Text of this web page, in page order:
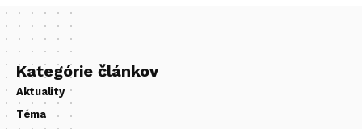
Kategórie článkov
Aktuality
Téma